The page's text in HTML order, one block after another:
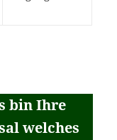
bin Ihre
welches